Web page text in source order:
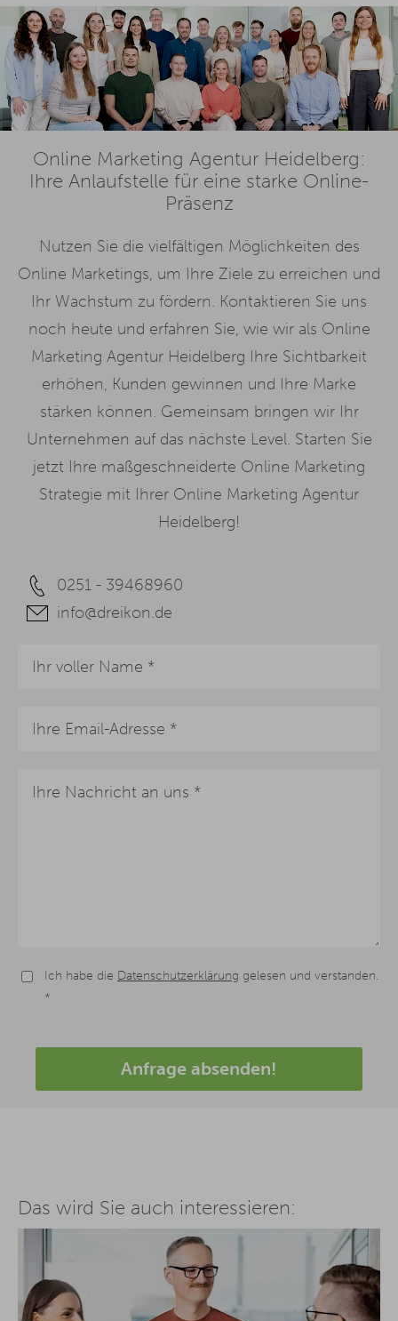
Online Marketing Agentur Heidelberg:
Ihre Anlaufstelle für eine starke Online-
Präsenz
Nutzen Sie die vielfältigen Möglichkeiten des
Online Marketings, um Ihre Ziele zu erreichen und
Ihr Wachstum zu fördern. Kontaktieren Sie uns
noch heute und erfahren Sie, wie wir als Online
Marketing Agentur Heidelberg Ihre Sichtbarkeit
erhöhen, Kunden gewinnen und Ihre Marke
stärken können. Gemeinsam bringen wir Ihr
Unternehmen auf das nächste Level. Starten Sie
jetzt Ihre maßgeschneiderte Online Marketing
Strategie mit Ihrer Online Marketing Agentur
Heidelberg!
0251 - 39468960
info@dreikon.de
Ich habe die Datenschutzerklärung gelesen und verstanden.
*
Anfrage absenden!
Das wird Sie auch interessieren: